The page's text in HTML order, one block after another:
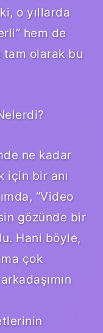
o yıllarda
hem de
tam olarak bu
ne kadar
için bir anı
“Video
gözünde bir
Hani böyle,
çok